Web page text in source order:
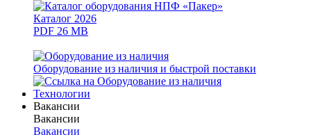
Каталог 2026
PDF 26 MB
Оборудование из наличия и быстрой поставки
Технологии
Вакансии
Вакансии
Вакансии